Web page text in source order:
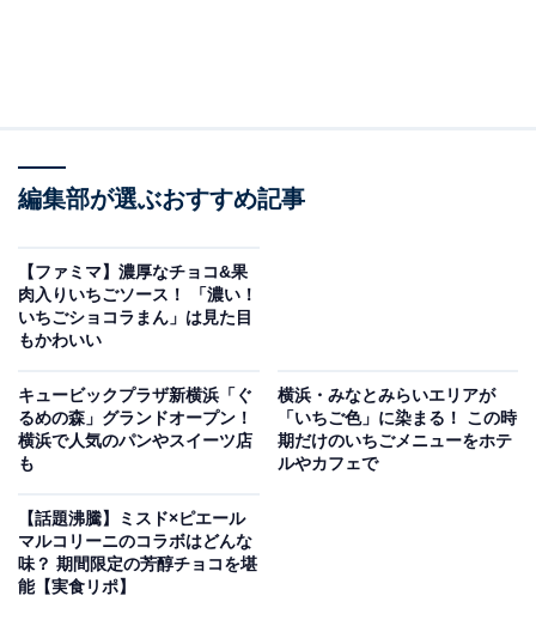
ファミリーマートの「マカロン サンド イチゴ＆パッションフルーツ」
「マカロン サンド イチゴ＆パッションフルーツ」（税込
268円）は違います。細長い形をしているのです。
編集部が選ぶおすすめ記事
【ファミマ】濃厚なチョコ&果
肉入りいちごソース！ 「濃い！
いちごショコラまん」は見た目
もかわいい
キュービックプラザ新横浜「ぐ
るめの森」グランドオープン！
横浜で人気のパンやスイーツ店
も
横浜・みなとみらいエリアが
「いちご色」に染まる！ この時
期だけのいちごメニューをホテ
ルやカフェで
【話題沸騰】ミスド×ピエール
マルコリーニのコラボはどんな
味？ 期間限定の芳醇チョコを堪
能【実食リポ】